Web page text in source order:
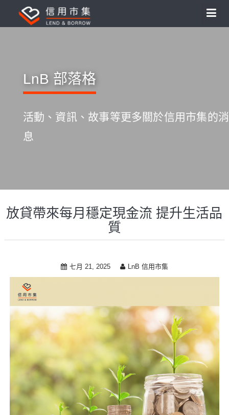
LnB 部落格
活動、資訊、故事等更多關於信用市集的消
息
放貸帶來每月穩定現金流 提升生活品
質
七月 21, 2025 LnB 信用市集